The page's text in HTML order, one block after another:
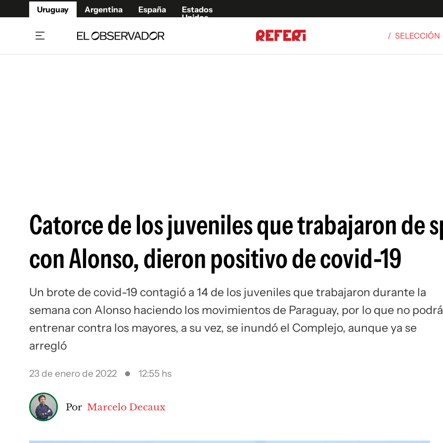
Uruguay Argentina España
Estados
Unidos
/ SELECCIÓN
Catorce de los juveniles que trabajaron de
con Alonso, dieron positivo de covid-19
Un brote de covid-19 contagió a 14 de los juveniles que trabajaron durante la
semana con Alonso haciendo los movimientos de Paraguay, por lo que no
entrenar contra los mayores, a su vez, se inundó el Complejo, aunque ya se
arregló
23 de enero de 2022 12:55 hs
Por Marcelo Decaux